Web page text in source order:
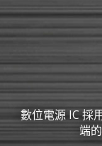
數位電源 IC 採
端